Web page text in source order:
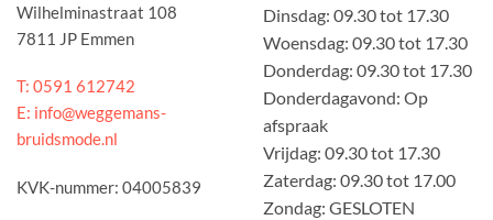
Wilhelminastraat 108
7811 JP Emmen
T: 0591 612742
E: info@weggemans-
bruidsmode.nl
KVK-nummer: 04005839
Dinsdag: 09.30 tot 17.30
Woensdag: 09.30 tot 17.30
Donderdag: 09.30 tot 17.30
Donderdagavond: Op
afspraak
Vrijdag: 09.30 tot 17.30
Zaterdag: 09.30 tot 17.00
Zondag: GESLOTEN